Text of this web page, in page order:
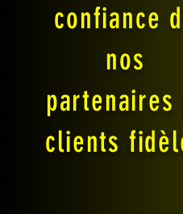
confiance
nos
partenaires
clients